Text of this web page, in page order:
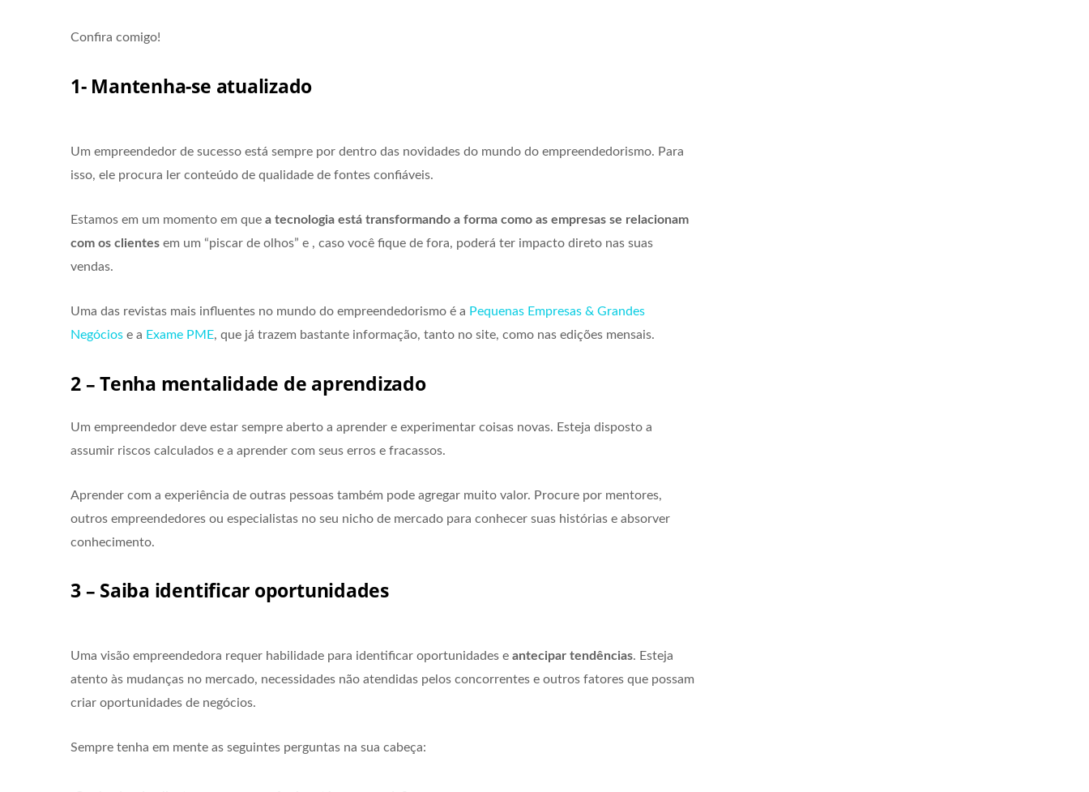
Confira comigo!
1- Mantenha-se atualizado
Um empreendedor de sucesso está sempre por dentro das novidades do mundo do empreendedorismo. Para
isso, ele procura ler conteúdo de qualidade de fontes confiáveis.
Estamos em um momento em que a tecnologia está transformando a forma como as empresas se relacionam
com os clientes em um “piscar de olhos” e , caso você fique de fora, poderá ter impacto direto nas suas
vendas.
Uma das revistas mais influentes no mundo do empreendedorismo é a Pequenas Empresas & Grandes
Negócios e a Exame PME, que já trazem bastante informação, tanto no site, como nas edições mensais.
2 – Tenha mentalidade de aprendizado
Um empreendedor deve estar sempre aberto a aprender e experimentar coisas novas. Esteja disposto a
assumir riscos calculados e a aprender com seus erros e fracassos.
Aprender com a experiência de outras pessoas também pode agregar muito valor. Procure por mentores,
outros empreendedores ou especialistas no seu nicho de mercado para conhecer suas histórias e absorver
conhecimento.
3 – Saiba identificar oportunidades
Uma visão empreendedora requer habilidade para identificar oportunidades e antecipar tendências. Esteja
atento às mudanças no mercado, necessidades não atendidas pelos concorrentes e outros fatores que possam
criar oportunidades de negócios.
Sempre tenha em mente as seguintes perguntas na sua cabeça: